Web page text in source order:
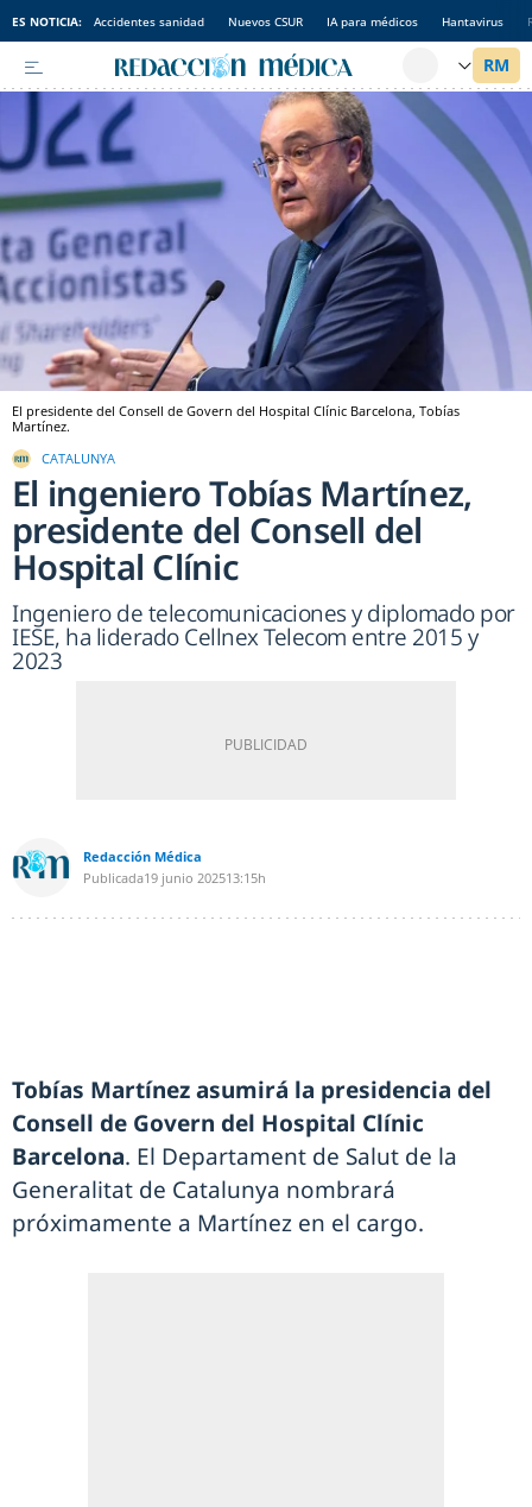
ES NOTICIA: Accidentes sanidad Nuevos CSUR IA para médicos Hantavirus
El presidente del Consell de Govern del Hospital Clínic Barcelona, Tobías
Martínez.
CATALUNYA
El ingeniero Tobías Martínez,
presidente del Consell del
Hospital Clínic
Ingeniero de telecomunicaciones y diplomado por
IESE, ha liderado Cellnex Telecom entre 2015 y
2023
Redacción Médica
Publicada19 junio 202513:15h
Tobías Martínez asumirá la presidencia del
Consell de Govern del Hospital Clínic
Barcelona. El Departament de Salut de la
Generalitat de Catalunya nombrará
próximamente a Martínez en el cargo.